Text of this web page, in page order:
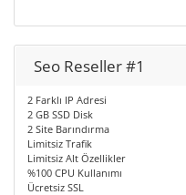
Seo Reseller #1
2 Farklı IP Adresi
2 GB SSD Disk
2 Site Barındırma
Limitsiz Trafik
Limitsiz Alt Özellikler
%100 CPU Kullanımı
Ücretsiz SSL